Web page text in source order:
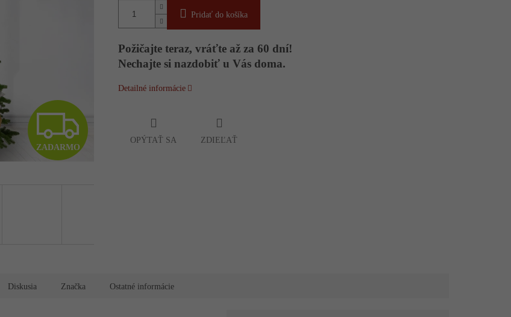
Z
A
R
ZADARMO
Pridať do košíka
Požičajte teraz, vráťte až za 60 dní!
Nechajte si nazdobiť u Vás doma.
Detailné informácie
OPÝTAŤ SA ZDIEĽAŤ
Diskusia Značka Ostatné informácie